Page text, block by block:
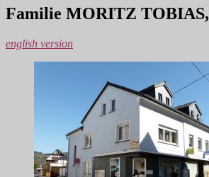
Familie MORITZ
english version